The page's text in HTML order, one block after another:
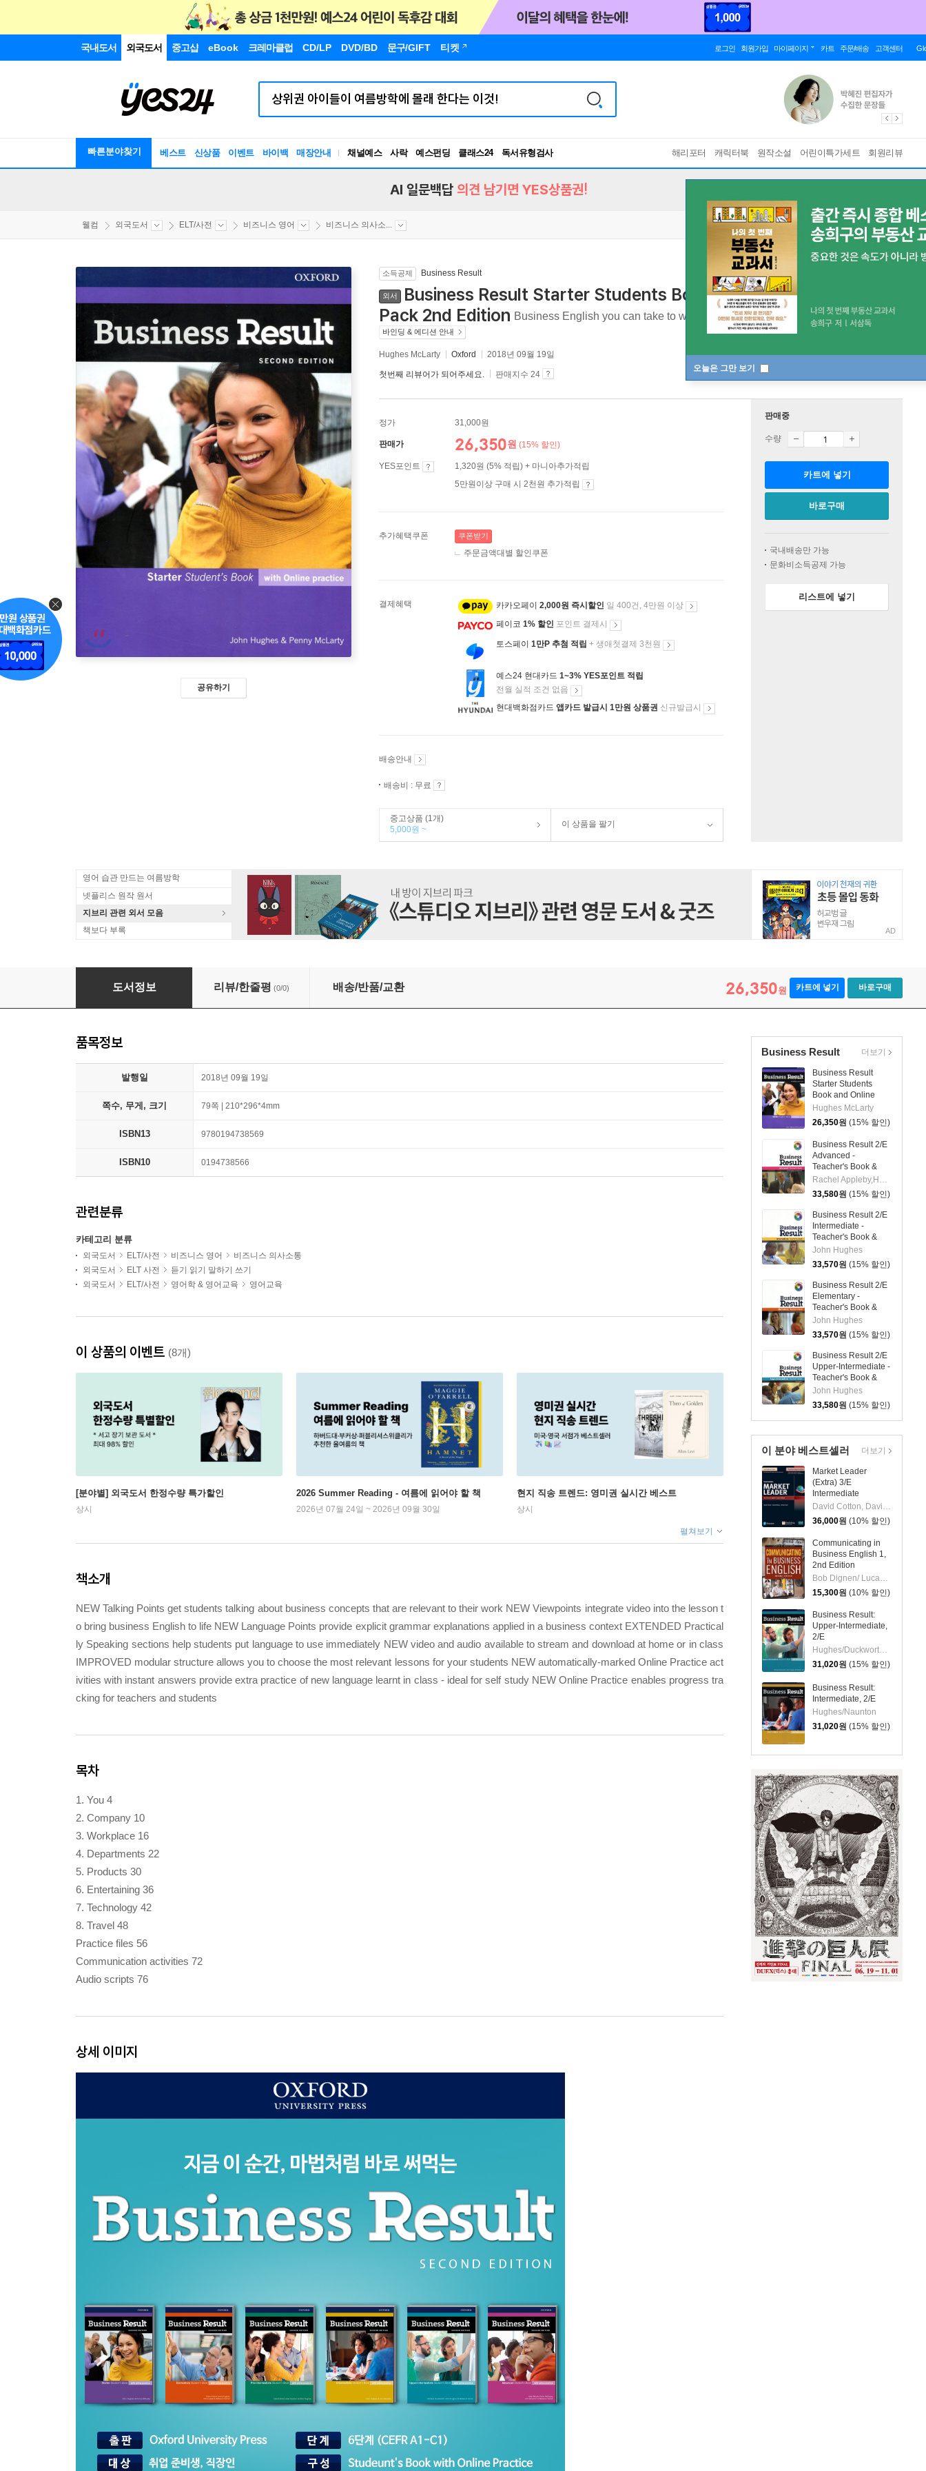
국내도서 외국도서 중고샵 eBook 크레마클럽 CD/LP DVD/BD 문구/GIFT 티켓 로그인 회원가입 마이페이지 카트 주문/배송 고객센터
빠른분야찾기 베스트 신상품 이벤트 바이백 매장안내 채널예스 사락 예스펀딩 클래스24
독서유형검사
RBTI Lab
해리포터 캐릭터북 원작소설 어린이특가세트 회원리뷰
오늘은 그만 보기
AI 일문백답 의견 남기면 YES상품권!
웰컴 외국도서 ELT/사전 비즈니스 영어 비즈니스 의사소...
공유하기
소득공제 Business Result
외서
Business Result Starter Students Book and Online Practice
Pack 2nd Edition Business English you can take to work today[ 2nd Edition, Online Practice, Paperback ]
바인딩 & 에디션 안내
Hughes McLarty Oxford 2018년 09월 19일
첫번째 리뷰어가 되어주세요. 판매지수 24
정가 31,000원
판매가 26,350원 (15% 할인)
YES포인트
1,320원 (5% 적립) + 마니아추가적립
5만원이상 구매 시 2천원 추가적립
추가혜택쿠폰 쿠폰받기
주문금액대별 할인쿠폰
결제혜택 카카오페이 2,000원 즉시할인 일 400건, 4만원 이상
페이코 1% 할인 포인트 결제시
토스페이 1만P 추첨 적립 + 생애첫결제 3천원
예스24 현대카드 1~3% YES포인트 적립
전월 실적 조건 없음
현대백화점카드 앱카드 발급시 1만원 상품권 신규발급시
배송안내
배송비 : 무료
중고상품 (1개)
5,000원 ~
이 상품을 팔기
판매중
수량
카트에 넣기
바로구매
국내배송만 가능
문화비소득공제 가능
리스트에 넣기
영어 습관 만드는 여름방학
넷플리스 원작 원서
지브리 관련 외서 모음
책보다 부록
AD
Business Result Starter Students Book and Online Practice Pack 2nd Edition
도서정보 리뷰/한줄평 (0/0) 배송/반품/교환 26,350원 카트에 넣기 바로구매
Business Result
Business Result
Starter Students
Book and Online
Practice Pack 2nd
Edition
Hughes McLarty
26,350원 (15% 할인)
Business Result 2/E
Advanced -
Teacher's Book &
DVD Pack
Rachel Appleby,Heidi Grant
33,580원 (15% 할인)
Business Result 2/E
Intermediate -
Teacher's Book &
DVD Pack
John Hughes
33,570원 (15% 할인)
Business Result 2/E
Elementary -
Teacher's Book &
DVD Pack
John Hughes
33,570원 (15% 할인)
Business Result 2/E
Upper-Intermediate -
Teacher's Book &
DVD Pack
John Hughes
33,580원 (15% 할인)
더보기
이 분야 베스트셀러
Market Leader
(Extra) 3/E
Intermediate
Student's Book &
Interactive eBook
with Online Practice
Digital Resources &
DVD Pack
David Cotton, David Falvey, Simon Kent
36,000원 (10% 할인)
Communicating in
Business English 1,
2nd Edition
Bob Dignen/ Lucas Foster
15,300원 (10% 할인)
Business Result:
Upper-Intermediate,
2/E
Hughes/Duckworth/Turner
31,020원 (15% 할인)
Business Result:
Intermediate, 2/E
Hughes/Naunton
31,020원 (15% 할인)
더보기
품목정보
발행일 2018년 09월 19일
쪽수, 무게, 크기 79쪽 | 210*296*4mm
ISBN13 9780194738569
ISBN10 0194738566
관련분류
카테고리 분류
외국도서 ELT/사전 비즈니스 영어
비즈니스 의사소통
외국도서
ELT 사전
듣기 읽기 말하기 쓰기
외국도서
ELT/사전 영어학 & 영어교육 영어교육
이 상품의 이벤트 (8개)
[분야별] 외국도서 한정수량 특가할인
상시
2026 Summer Reading - 여름에 읽어야 할 책
2026년 07월 24일 ~ 2026년 09월 30일
현지 직송 트렌드: 영미권 실시간 베스트
상시
펼쳐보기
책소개
NEW Talking Points get students talking about business concepts that are relevant to their work NEW Viewpoints integrate video into the lesson t
o bring business English to life NEW Language Points provide explicit grammar explanations applied in a business context EXTENDED Practical
ly Speaking sections help students put language to use immediately NEW video and audio available to stream and download at home or in class
IMPROVED modular structure allows you to choose the most relevant lessons for your students NEW automatically-marked Online Practice act
ivities with instant answers provide extra practice of new language learnt in class - ideal for self study NEW Online Practice enables progress tra
cking for teachers and students
목차
1. You 4
2. Company 10
3. Workplace 16
4. Departments 22
5. Products 30
6. Entertaining 36
7. Technology 42
8. Travel 48
Practice files 56
Communication activities 72
Audio scripts 76
상세 이미지